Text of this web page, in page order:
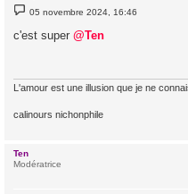
M
e
s
05 novembre 2024, 16:46
c'est super @Ten
L'amour est une illusion que je ne
calinours nichonphile
Ten
Modératrice